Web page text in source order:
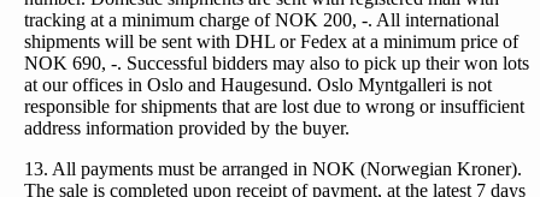
tracking at a minimum charge of NOK 200, -. All international
shipments will be sent with DHL or Fedex at a minimum price of
NOK 690, -. Successful bidders may also to pick up their won lots
at our offices in Oslo and Haugesund. Oslo Myntgalleri is not
responsible for shipments that are lost due to wrong or insufficient
address information provided by the buyer.
13. All payments must be arranged in NOK (Norwegian Kroner).
The sale is completed upon receipt of payment, at the latest 7 days